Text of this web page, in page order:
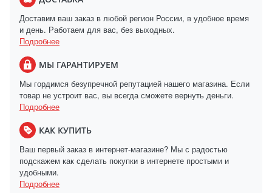
Доставим ваш заказ в любой регион России, в удобное время
и день. Работаем для вас, без выходных.
Подробнее
МЫ ГАРАНТИРУЕМ
Мы гордимся безупречной репутацией нашего магазина. Если
товар не устроит вас, вы всегда сможете вернуть деньги.
Подробнее
КАК КУПИТЬ
Ваш первый заказ в интернет-магазине? Мы с радостью
подскажем как сделать покупки в интернете простыми и
удобными.
Подробнее